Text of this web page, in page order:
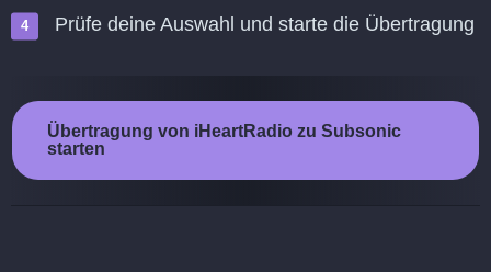
Prüfe deine Auswahl und starte die Übertragung
Übertragung von iHeartRadio zu Subsonic
starten